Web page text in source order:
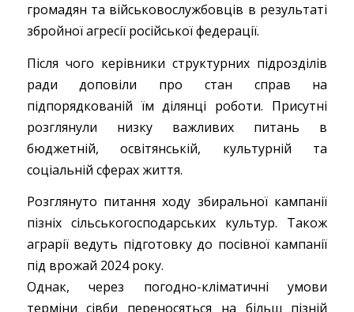
громадян та військовослужбовців в результаті
збройної агресії російської федерації.
Після чого керівники структурних підрозділів
ради доповіли про стан справ на
підпорядкованій їм ділянці роботи. Присутні
розглянули низку важливих питань в
бюджетній, освітянській, культурній та
соціальній сферах життя.
Розглянуто питання ходу збиральної кампанії
пізніх сільськогосподарських культур. Також
аграрії ведуть підготовку до посівної кампанії
під врожай 2024 року.
Однак, через погодно-кліматичні умови
терміни сівби переносяться на більш пізній